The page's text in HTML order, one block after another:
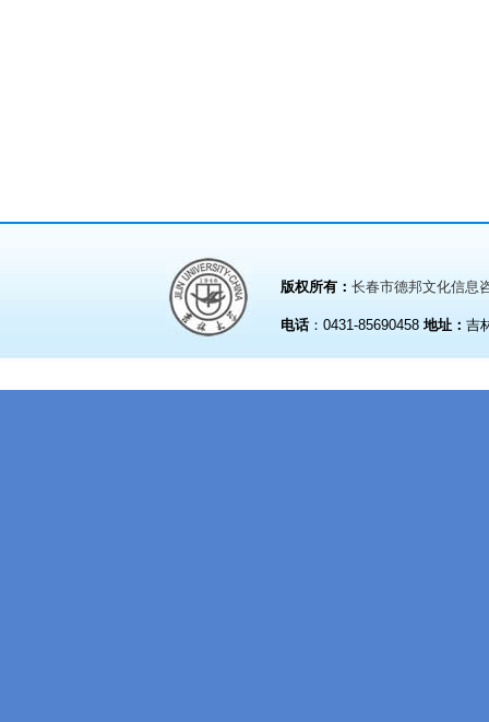
版权所有： 长春市德邦文化信息
电话 ：0431-85690458 地址： 吉